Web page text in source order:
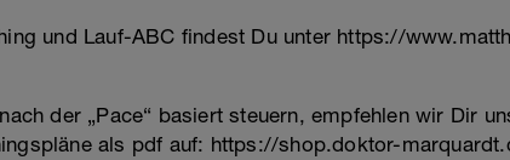
und Lauf-ABC findest Du unter https://
der „Pace“ basiert steuern, empfehlen wir Dir
als pdf auf: https://shop.doktor-